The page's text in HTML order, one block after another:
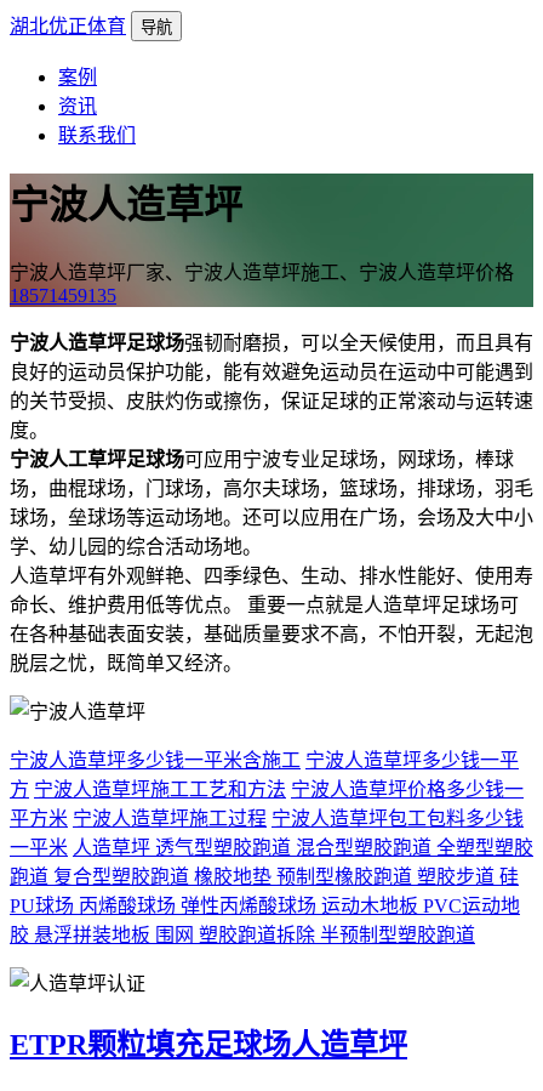
湖北优正体育 导航
案例
资讯
联系我们
宁波人造草坪
宁波人造草坪厂家、宁波人造草坪施工、宁波人造草坪价格
18571459135
宁波人造草坪足球场强韧耐磨损，可以全天候使用，而且具有
良好的运动员保护功能，能有效避免运动员在运动中可能遇到
的关节受损、皮肤灼伤或擦伤，保证足球的正常滚动与运转速
度。
宁波人工草坪足球场可应用宁波专业足球场，网球场，棒球
场，曲棍球场，门球场，高尔夫球场，篮球场，排球场，羽毛
球场，垒球场等运动场地。还可以应用在广场，会场及大中小
学、幼儿园的综合活动场地。
人造草坪有外观鲜艳、四季绿色、生动、排水性能好、使用寿
命长、维护费用低等优点。 重要一点就是人造草坪足球场可
在各种基础表面安装，基础质量要求不高，不怕开裂，无起泡
脱层之忧，既简单又经济。
宁波人造草坪多少钱一平米含施工 宁波人造草坪多少钱一平
方 宁波人造草坪施工工艺和方法 宁波人造草坪价格多少钱一
平方米 宁波人造草坪施工过程 宁波人造草坪包工包料多少钱
一平米 人造草坪 透气型塑胶跑道 混合型塑胶跑道 全塑型塑胶
跑道 复合型塑胶跑道 橡胶地垫 预制型橡胶跑道 塑胶步道 硅
PU球场 丙烯酸球场 弹性丙烯酸球场 运动木地板 PVC运动地
胶 悬浮拼装地板 围网 塑胶跑道拆除 半预制型塑胶跑道
ETPR颗粒填充足球场人造草坪